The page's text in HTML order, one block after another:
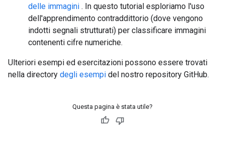
delle immagini . In questo tutorial esploriamo l'uso
dell'apprendimento contraddittorio (dove vengono
indotti segnali strutturati) per classificare immagini
contenenti cifre numeriche.
Ulteriori esempi ed esercitazioni possono essere trovati
nella directory degli esempi del nostro repository GitHub.
Questa pagina è stata utile?